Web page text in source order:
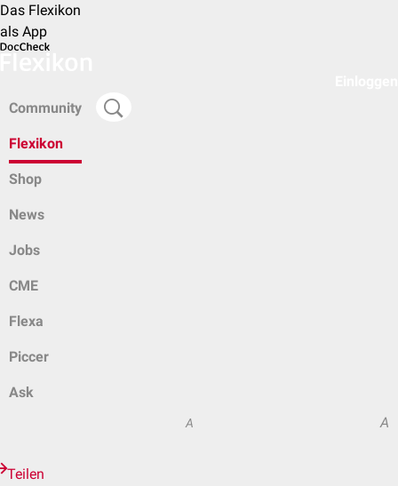
Das Flexikon
als App
Community
Flexikon
Shop
News
Jobs
CME
Flexa
Piccer
Ask
A A
Teilen